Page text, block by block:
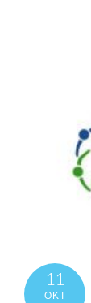
11
ΟΚΤ